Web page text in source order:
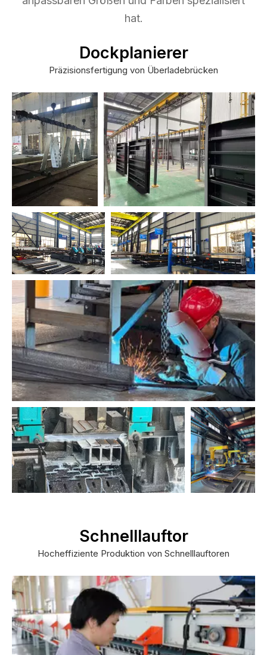
hat.
Dockplanierer
Präzisionsfertigung von Überladebrücken
Schnelllauftor
Hocheffiziente Produktion von Schnelllauftoren